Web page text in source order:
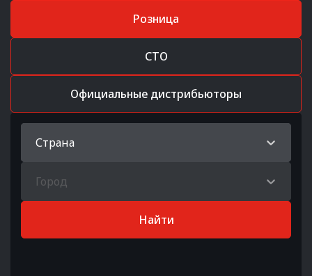
Розница
СТО
Официальные дистрибьюторы
Страна
Город
Найти